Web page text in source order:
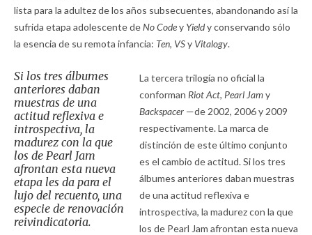
lista para la adultez de los años subsecuentes, abandonando así la
sufrida etapa adolescente deNo Codey Yieldy conservando sólo
la esencia de su remota infancia: Ten, VSy Vitalogy.
Si los tres álbumes
anteriores daban
muestras de una
actitud reflexiva e
introspectiva, la
madurez con la que
los de Pearl Jam
afrontan esta nueva
etapa les da para el
lujo del recuento, una
especie de renovación
reivindicatoria.
La tercera trilogía no oficial la
conforman Riot Act, Pearl Jamy
Backspacer—de 2002, 2006 y 2009
respectivamente. La marca de
distinción de este último conjunto
es el cambio de actitud. Si los tres
álbumes anteriores daban muestras
de una actitud reflexiva e
introspectiva, la madurez con la que
los de Pearl Jam afrontan esta nueva